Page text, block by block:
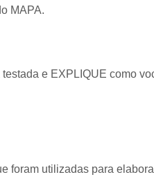
MAPA.
e EXPLIQUE como
foram utilizadas para